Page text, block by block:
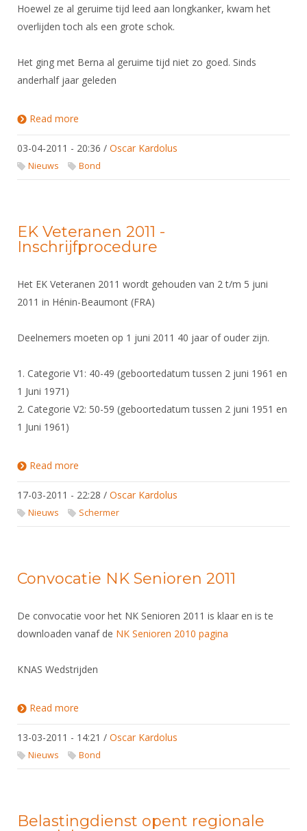
Hoewel ze al geruime tijd leed aan longkanker, kwam het
overlijden toch als een grote schok.
Het ging met Berna al geruime tijd niet zo goed. Sinds
anderhalf jaar geleden
Read more
03-04-2011 - 20:36 / Oscar Kardolus
Nieuws Bond
EK Veteranen 2011 -
Inschrijfprocedure
Het EK Veteranen 2011 wordt gehouden van 2 t/m 5 juni
2011 in Hénin-Beaumont (FRA)
Deelnemers moeten op 1 juni 2011 40 jaar of ouder zijn.
1. Categorie V1: 40-49 (geboortedatum tussen 2 juni 1961 en
1 Juni 1971)
2. Categorie V2: 50-59 (geboortedatum tussen 2 juni 1951 en
1 Juni 1961)
Read more
17-03-2011 - 22:28 / Oscar Kardolus
Nieuws Schermer
Convocatie NK Senioren 2011
De convocatie voor het NK Senioren 2011 is klaar en is te
downloaden vanaf de NK Senioren 2010 pagina
KNAS Wedstrijden
Read more
13-03-2011 - 14:21 / Oscar Kardolus
Nieuws Bond
Belastingdienst opent regionale